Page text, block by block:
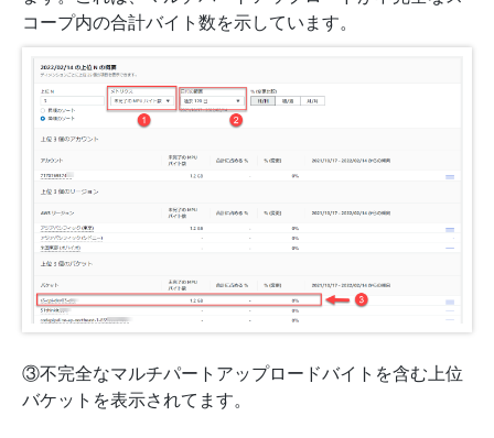
コープ内の合計バイト数を示しています。
③不完全なマルチパートアップロードバイトを含む上位
バケットを表示されてます。